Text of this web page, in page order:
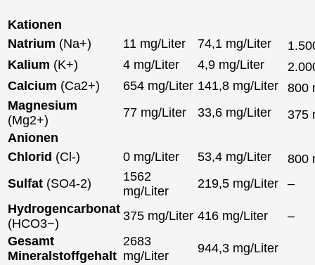
Kationen
Natrium (Na+) 11 mg/Liter 74,1 mg/Liter
Kalium (K+) 4 mg/Liter 4,9 mg/Liter
Calcium (Ca2+) 654 mg/Liter 141,8 mg/Liter
800
Magnesium
(Mg2+)
77 mg/Liter 33,6 mg/Liter
375
Anionen
Chlorid (Cl-) 0 mg/Liter 53,4 mg/Liter
800
Sulfat (SO4-2)
1562
mg/Liter
219,5 mg/Liter
–
Hydrogencarbonat
(HCO3−)
375 mg/Liter 416 mg/Liter
–
Gesamt
Mineralstoffgehalt
2683
mg/Liter
944,3 mg/Liter